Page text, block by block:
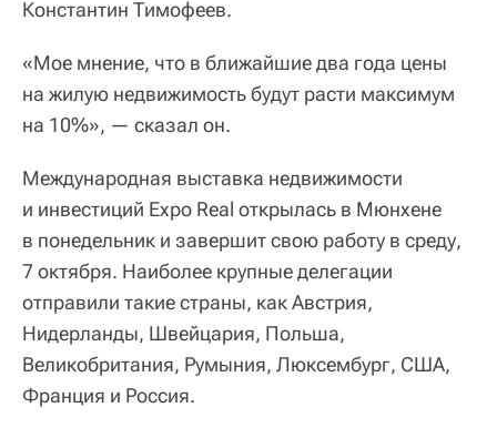
Константин Тимофеев.
«Мое мнение, что в ближайшие два года цены
на жилую недвижимость будут расти максимум
на 10%», — сказал он.
Международная выставка недвижимости
и инвестиций Expo Real открылась в Мюнхене
в понедельник и завершит свою работу в среду,
7 октября. Наиболее крупные делегации
отправили такие страны, как Австрия,
Нидерланды, Швейцария, Польша,
Великобритания, Румыния, Люксембург, США,
Франция и Россия.